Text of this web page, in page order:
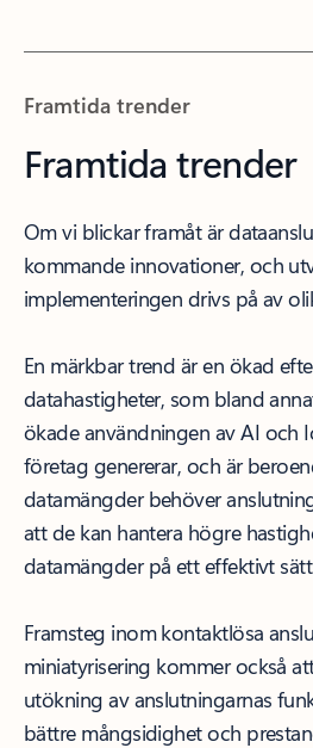
Framtida trender
Framtida trender
Om vi blickar framåt är
kommande innovationer, och
implementeringen drivs på av
En märkbar trend är en ökad
datahastigheter, som bland
ökade användningen av AI och
företag genererar, och är
datamängder behöver
att de kan hantera högre
datamängder på ett effektivt
Framsteg inom kontaktlösa
miniatyrisering kommer också
utökning av anslutningarnas
bättre mångsidighet och